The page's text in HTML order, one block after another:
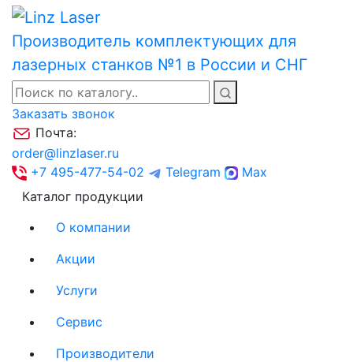
Производитель комплектующих для
лазерных станков №1 в России и СНГ
Заказать звонок
Почта:
order@linzlaser.ru
+7 495-477-54-02
Telegram
Max
Каталог продукции
О компании
Акции
Услуги
Сервис
Производители